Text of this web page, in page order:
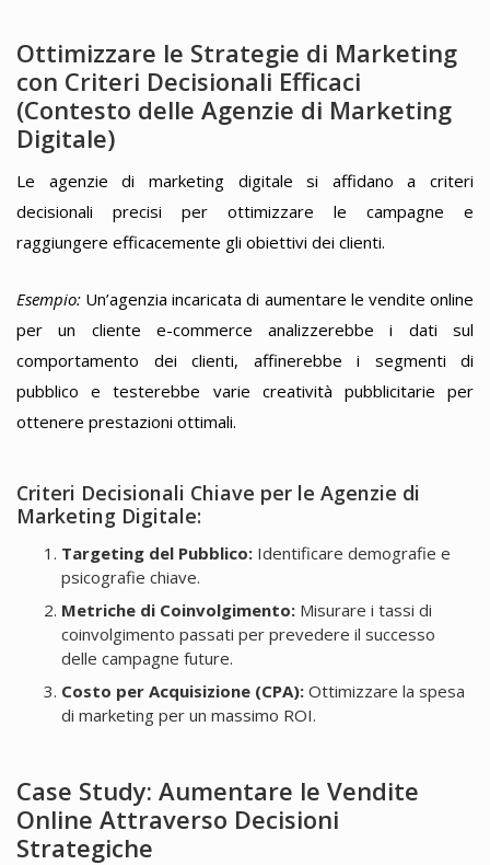
Ottimizzare le Strategie di Marketing
con Criteri Decisionali Efficaci
(Contesto delle Agenzie di Marketing
Digitale)
Le agenzie di marketing digitale si affidano a criteri
decisionali precisi per ottimizzare le campagne e
raggiungere efficacemente gli obiettivi dei clienti.
Esempio: Un’agenzia incaricata di aumentare le vendite online
per un cliente e-commerce analizzerebbe i dati sul
comportamento dei clienti, affinerebbe i segmenti di
pubblico e testerebbe varie creatività pubblicitarie per
ottenere prestazioni ottimali.
Criteri Decisionali Chiave per le Agenzie di
Marketing Digitale:
Targeting del Pubblico:Identificare demografie e
psicografie chiave.
Metriche di Coinvolgimento:Misurare i tassi di
coinvolgimento passati per prevedere il successo
delle campagne future.
Costo per Acquisizione (CPA):Ottimizzare la spesa
di marketing per un massimo ROI.
Case Study: Aumentare le Vendite
Online Attraverso Decisioni
Strategiche